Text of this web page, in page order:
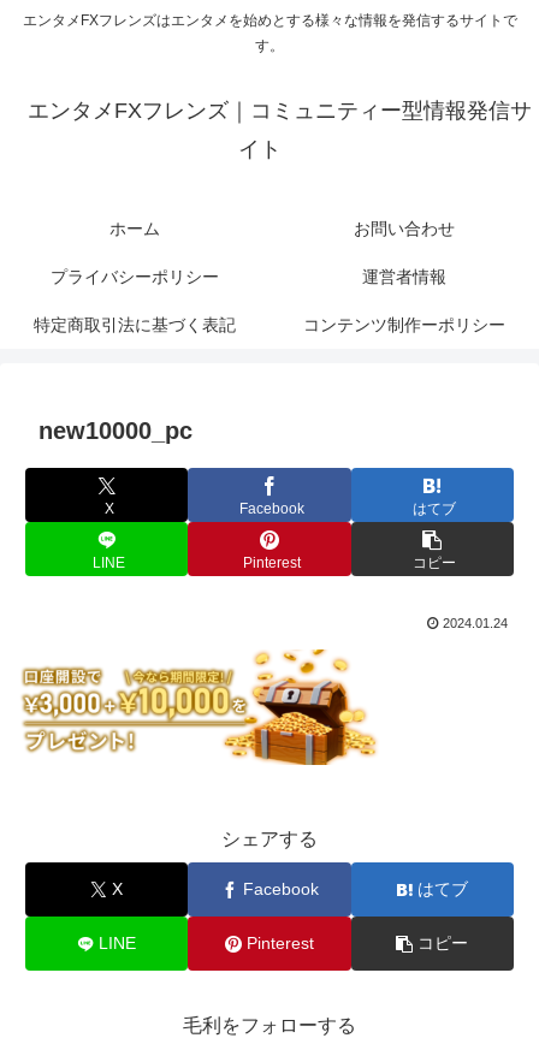
エンタメFXフレンズはエンタメを始めとする様々な情報を発信するサイトで
す。
エンタメFXフレンズ｜コミュニティー型情報発信サ
イト
ホーム お問い合わせ
プライバシーポリシー 運営者情報
特定商取引法に基づく表記 コンテンツ制作ーポリシー
new10000_pc
X Facebook はてブ
LINE Pinterest コピー
2024.01.24
シェアする
X Facebook はてブ
LINE Pinterest コピー
毛利をフォローする